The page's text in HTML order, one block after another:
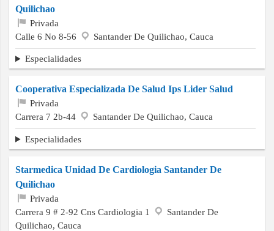
Quilichao
Privada
Calle 6 No 8-56
Santander De Quilichao, Cauca
Especialidades
Cooperativa Especializada De Salud Ips Lider Salud
Privada
Carrera 7 2b-44
Santander De Quilichao, Cauca
Especialidades
Starmedica Unidad De Cardiologia Santander De
Quilichao
Privada
Carrera 9 # 2-92 Cns Cardiologia 1
Santander De
Quilichao, Cauca